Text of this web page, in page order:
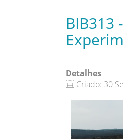
BIB313
Detalhes
Criado: 30